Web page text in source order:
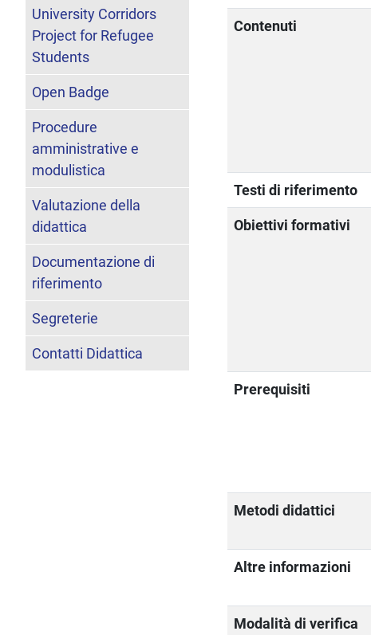
Contenuti
Testi di riferimento
Obiettivi formativi
Prerequisiti
Metodi didattici
Altre informazioni
Modalità di verifica
University Corridors
Project for Refugee
Students
Open Badge
Procedure
amministrative e
modulistica
Valutazione della
didattica
Documentazione di
riferimento
Segreterie
Contatti Didattica